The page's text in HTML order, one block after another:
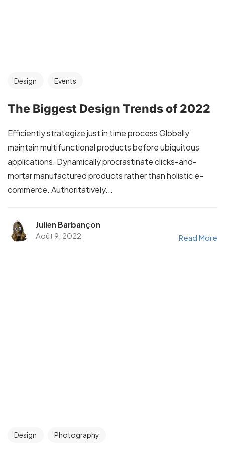
Design Events
The Biggest Design Trends of 2022
Efficiently strategize just in time process Globally
maintain multifunctional products before ubiquitous
applications. Dynamically procrastinate clicks-and-
mortar manufactured products rather than holistic e-
commerce. Authoritatively...
Julien Barbançon
Août 9, 2022
Read More
Design Photography